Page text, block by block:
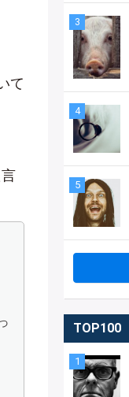
て
3
4
5
TOP100
1